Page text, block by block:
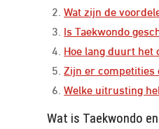
Wat zijn de
Is Taekwondo
Hoe lang duurt het
Zijn er competities
Welke uitrusting
Wat is Taekwondo